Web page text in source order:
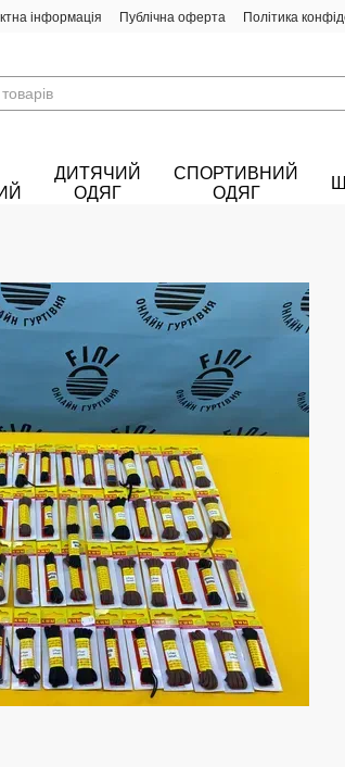
інформація Публічна оферта Політика
ДИТЯЧИЙ
ОДЯГ
СПОРТИВНИЙ
ОДЯГ